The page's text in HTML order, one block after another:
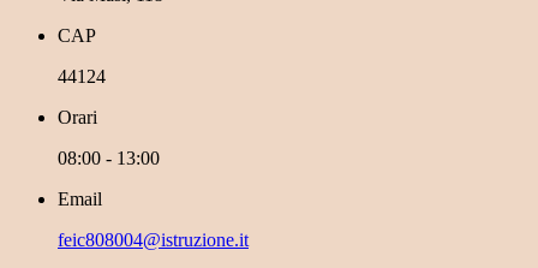
CAP
44124
Orari
08:00 - 13:00
Email
feic808004@istruzione.it